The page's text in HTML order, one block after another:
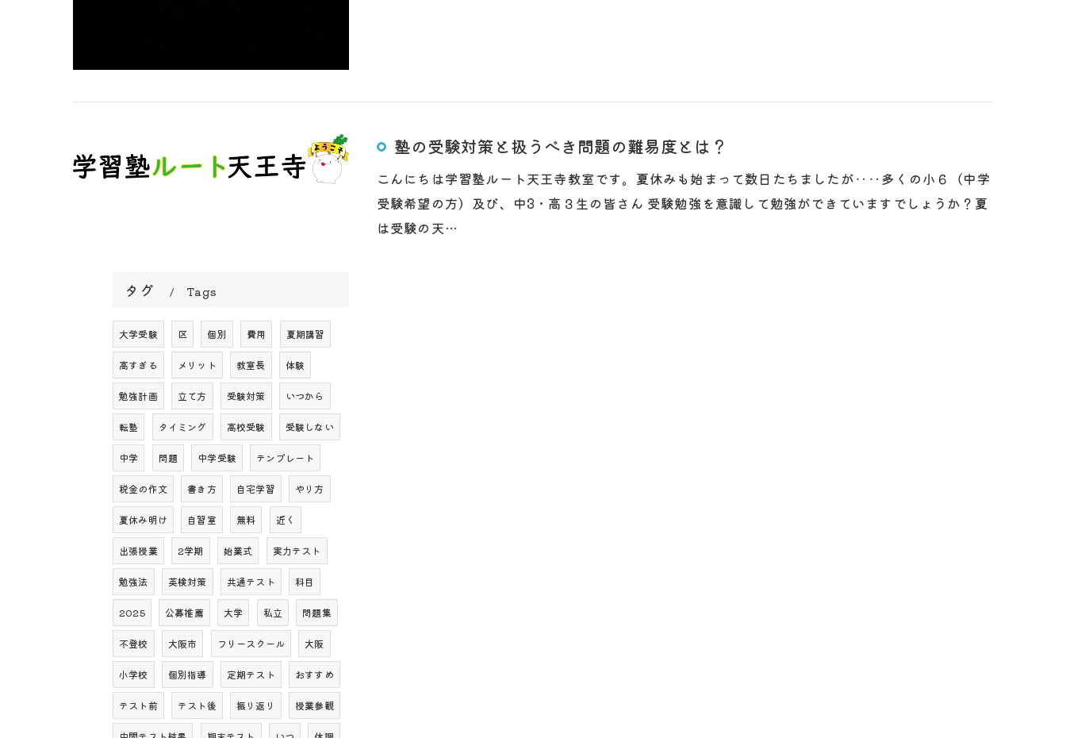
塾の受験対策と扱うべき問題の難易度とは？
こんにちは学習塾ルート天王寺教室です。夏休みも始まって数日たちましたが‥‥多くの小６（中学
受験希望の方）及び、中3・高３生の皆さん 受験勉強を意識して勉強ができていますでしょうか？夏
は受験の天…
タグ Tags
大学受験 区 個別 費用 夏期講習
高すぎる メリット 教室長 体験
勉強計画 立て方 受験対策 いつから
転塾 タイミング 高校受験 受験しない
中学 問題 中学受験 テンプレート
税金の作文 書き方 自宅学習 やり方
夏休み明け 自習室 無料 近く
出張授業 2学期 始業式 実力テスト
勉強法 英検対策 共通テスト 科目
2025 公募推薦 大学 私立 問題集
不登校 大阪市 フリースクール 大阪
小学校 個別指導 定期テスト おすすめ
テスト前 テスト後 振り返り 授業参観